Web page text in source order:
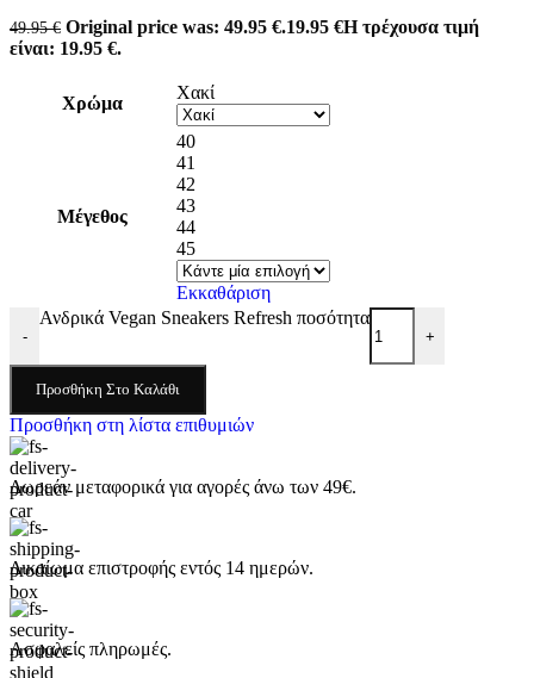
49.95€ Original price was: 49.95 €.19.95 €Η τρέχουσα τιμή
είναι: 19.95 €.
Χρώμα
Χακί
Μέγεθος
40
41
42
43
44
45
Εκκαθάριση
-
Ανδρικά Vegan Sneakers Refresh ποσότητα
+
Προσθήκη Στο Καλάθι
Προσθήκη στη λίστα επιθυμιών
Δωρεάν μεταφορικά για αγορές άνω των 49€.
Δικαίωμα επιστροφής εντός 14 ημερών.
Ασφαλείς πληρωμές.